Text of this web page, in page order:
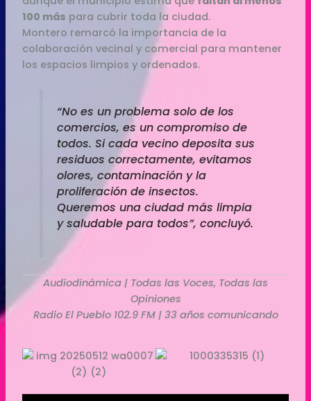
100 más para cubrir toda la ciudad.
Montero remarcó la importancia de la
colaboración vecinal y comercial para mantener
los espacios limpios y ordenados.
“No es un problema solo de los
comercios, es un compromiso de
todos. Si cada vecino deposita sus
residuos correctamente, evitamos
olores, contaminación y la
proliferación de insectos.
Queremos una ciudad más limpia
y saludable para todos”, concluyó.
Audiodinámica | Todas las Voces, Todas las
Opiniones
Radio El Pueblo 102.9 FM | 33 años comunicando